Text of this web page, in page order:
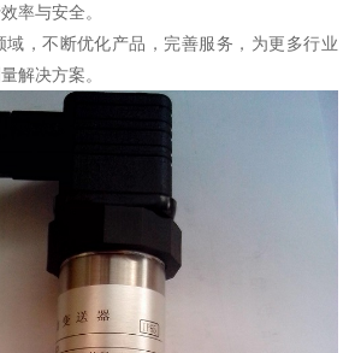
率与安全。
，不断优化产品，完善服务，为更多行业
解决方案。